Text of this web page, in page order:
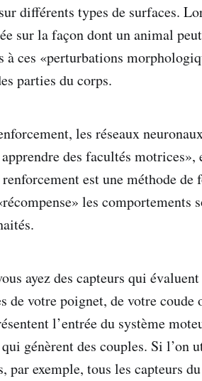
différents types de surfaces.
sur la façon dont un animal
à ces «perturbations
parties du corps.
les réseaux
des facultés
est une méthode de
les comportements
ayez des capteurs qui
de votre poignet, de votre coude
l’entrée du système
génèrent des couples. Si l’on
par exemple, tous les capteurs